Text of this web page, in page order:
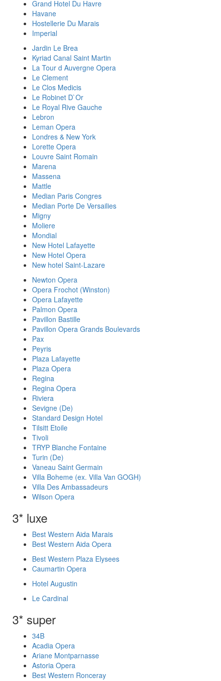
Grand Hotel Du Havre
Havane
Hostellerie Du Marais
Imperial
Jardin Le Brea
Kyriad Canal Saint Martin
La Tour d Auvergne Opera
Le Clement
Le Clos Medicis
Le Robinet D`Or
Le Royal Rive Gauche
Lebron
Leman Opera
Londres & New York
Lorette Opera
Louvre Saint Romain
Marena
Massena
Mattle
Median Paris Congres
Median Porte De Versailies
Migny
Moliere
Mondial
New Hotel Lafayette
New Hotel Opera
New hotel Saint-Lazare
Newton Opera
Opera Frochot (Winston)
Opera Lafayette
Palmon Opera
Pavillon Bastille
Pavillon Opera Grands Boulevards
Pax
Peyris
Plaza Lafayette
Plaza Opera
Regina
Regina Opera
Riviera
Sevigne (De)
Standard Design Hotel
Tilsitt Etoile
Tivoli
TRYP Blanche Fontaine
Turin (De)
Vaneau Saint Germain
Villa Boheme (ex. Villa Van GOGH)
Villa Des Ambassadeurs
Wilson Opera
3* luxe
Best Western Aida Marais
Best Western Aida Opera
Best Western Plaza Elysees
Caumartin Opera
Hotel Augustin
Le Cardinal
3* super
34B
Acadia Opera
Ariane Montparnasse
Astoria Opera
Best Western Ronceray